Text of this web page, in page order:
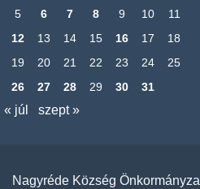
5
6 7 8 9 10
11
12
13 14 15 16 17
18
19
20 21 22 23 24
25
26
27 28 29 30 31
« júl szept »
Nagyréde Község